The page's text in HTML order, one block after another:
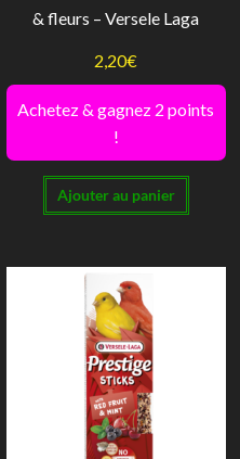
& fleurs – Versele Laga
2,20€
Achetez & gagnez 2 points
!
Ajouter au panier